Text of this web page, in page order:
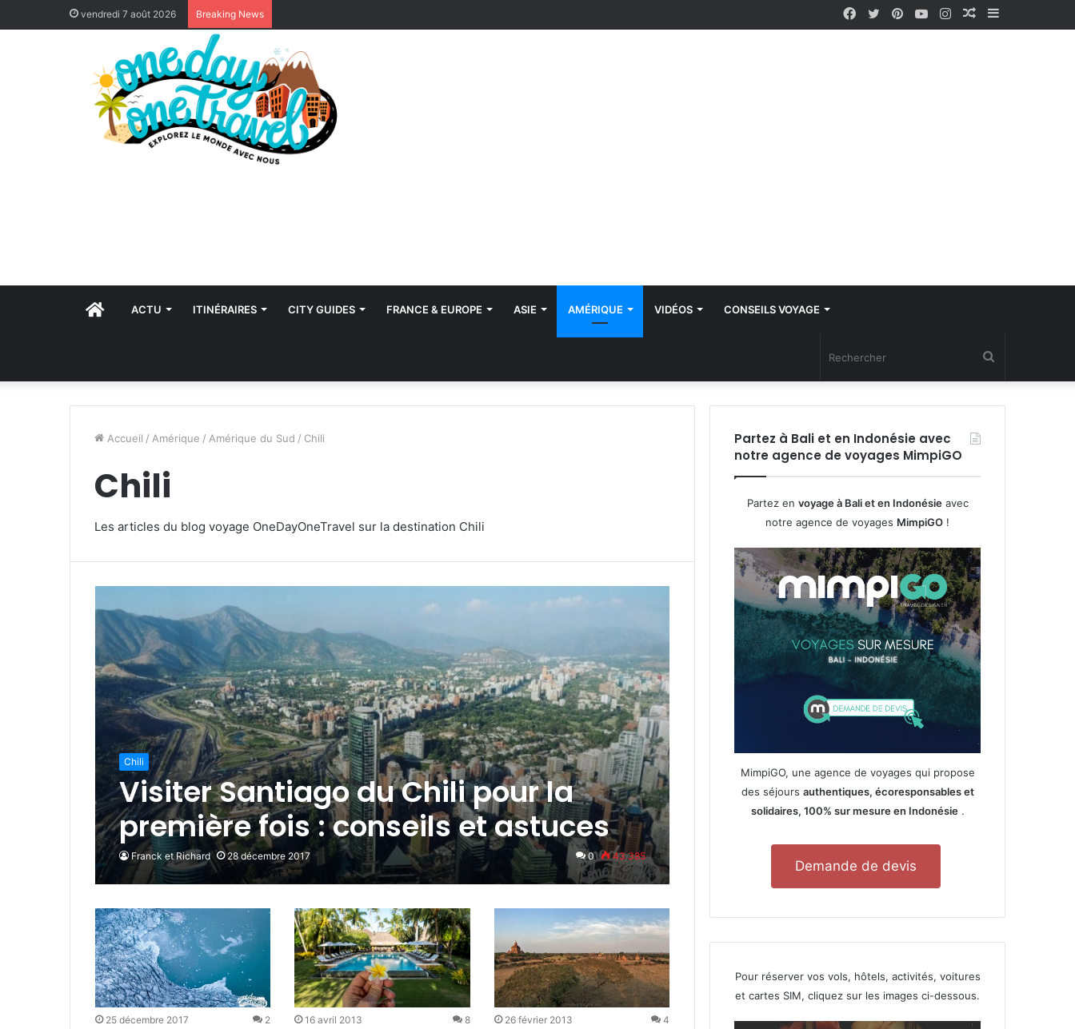
vendredi 7 août 2026 Breaking News
Article
Instagram
YouTube
Pinterest
Twitter
Facebook
ACCUEIL
ACTU ITINÉRAIRES CITY GUIDES FRANCE & EUROPE ASIE AMÉRIQUE VIDÉOS CONSEILS VOYAGE
Accueil / Amérique / Amérique du Sud / Chili
Chili
Les articles du blog voyage OneDayOneTravel sur la destination Chili
Chili
Visiter Santiago du Chili pour la
première fois : conseils et astuces
Franck et Richard 28 décembre 2017 0 43 385
25 décembre 2017 2 16 avril 2013 8 26 février 2013 4
Partez à Bali et en Indonésie avec
notre agence de voyages MimpiGO
Partez en voyage à Bali et en Indonésieavec
notre agence de voyages MimpiGO !
MimpiGO, une agence de voyages qui propose
des séjours authentiques, écoresponsables et
solidaires, 100% sur mesure en Indonésie.
Demande de devis
Pour réserver vos vols, hôtels, activités, voitures
et cartes SIM, cliquez sur les images ci-dessous.